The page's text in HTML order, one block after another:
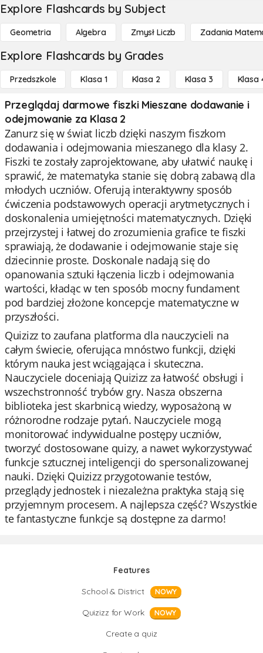
Explore Flashcards by Subject
Geometria Algebra Zmysł Liczb Zadania
Explore Flashcards by Grades
Przedszkole Klasa 1 Klasa 2 Klasa 3 Klasa
Przeglądaj darmowe fiszki Mieszane dodawanie i
odejmowanie za Klasa 2
Zanurz się w świat liczb dzięki naszym fiszkom
dodawania i odejmowania mieszanego dla klasy 2.
Fiszki te zostały zaprojektowane, aby ułatwić naukę i
sprawić, że matematyka stanie się dobrą zabawą dla
młodych uczniów. Oferują interaktywny sposób
ćwiczenia podstawowych operacji arytmetycznych i
doskonalenia umiejętności matematycznych. Dzięki
przejrzystej i łatwej do zrozumienia grafice te fiszki
sprawiają, że dodawanie i odejmowanie staje się
dziecinnie proste. Doskonale nadają się do
opanowania sztuki łączenia liczb i odejmowania
wartości, kładąc w ten sposób mocny fundament
pod bardziej złożone koncepcje matematyczne w
przyszłości.
Quizizz to zaufana platforma dla nauczycieli na
całym świecie, oferująca mnóstwo funkcji, dzięki
którym nauka jest wciągająca i skuteczna.
Nauczyciele doceniają Quizizz za łatwość obsługi i
wszechstronność trybów gry. Nasza obszerna
biblioteka jest skarbnicą wiedzy, wyposażoną w
różnorodne rodzaje pytań. Nauczyciele mogą
monitorować indywidualne postępy uczniów,
tworzyć dostosowane quizy, a nawet wykorzystywać
funkcje sztucznej inteligencji do spersonalizowanej
nauki. Dzięki Quizizz przygotowanie testów,
przeglądy jednostek i niezależna praktyka stają się
przyjemnym procesem. A najlepsza część? Wszystkie
te fantastyczne funkcje są dostępne za darmo!
Features
School & District
NOWY
Quizizz for Work NOWY
Create a quiz